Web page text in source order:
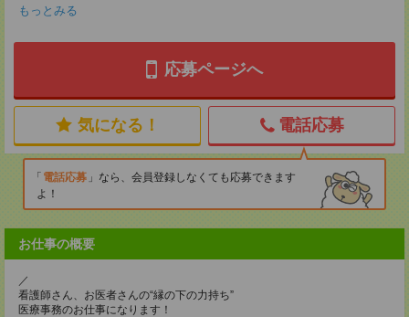
もっとみる
応募ページへ
気になる！ 電話応募
電話応募
なら、会員登録しなくても応募できます
よ！
お仕事の概要
／
看護師さん、お医者さんの“縁の下の力持ち”
医療事務のお仕事になります！